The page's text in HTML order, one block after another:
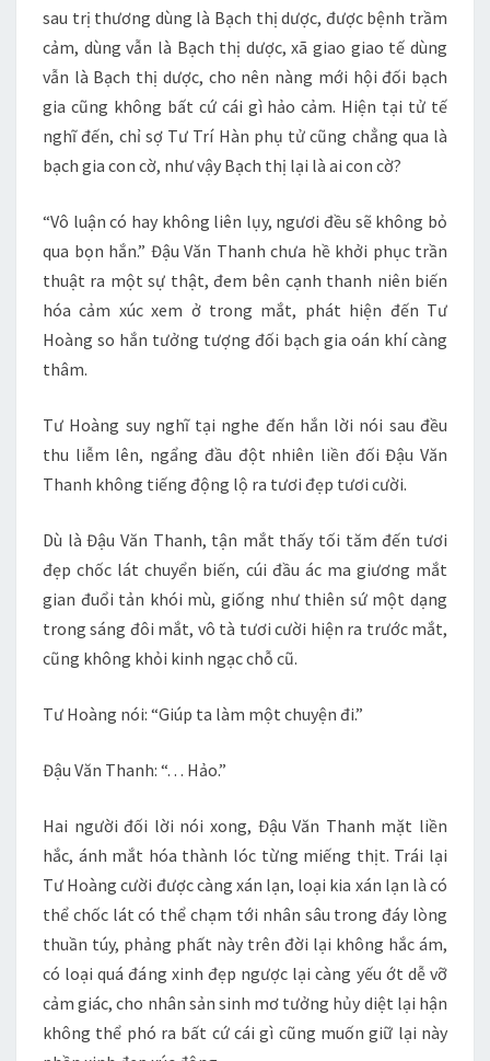
sau trị thương dùng là Bạch thị dược, được bệnh trầm
cảm, dùng vẫn là Bạch thị dược, xã giao giao tế dùng
vẫn là Bạch thị dược, cho nên nàng mới hội đối bạch
gia cũng không bất cứ cái gì hảo cảm. Hiện tại tử tế
nghĩ đến, chỉ sợ Tư Trí Hàn phụ tử cũng chẳng qua là
bạch gia con cờ, như vậy Bạch thị lại là ai con cờ?
“Vô luận có hay không liên lụy, ngươi đều sẽ không bỏ
qua bọn hắn.” Đậu Văn Thanh chưa hề khởi phục trần
thuật ra một sự thật, đem bên cạnh thanh niên biến
hóa cảm xúc xem ở trong mắt, phát hiện đến Tư
Hoàng so hắn tưởng tượng đối bạch gia oán khí càng
thâm.
Tư Hoàng suy nghĩ tại nghe đến hắn lời nói sau đều
thu liễm lên, ngẩng đầu đột nhiên liền đối Đậu Văn
Thanh không tiếng động lộ ra tươi đẹp tươi cười.
Dù là Đậu Văn Thanh, tận mắt thấy tối tăm đến tươi
đẹp chốc lát chuyển biến, cúi đầu ác ma giương mắt
gian đuổi tản khói mù, giống như thiên sứ một dạng
trong sáng đôi mắt, vô tà tươi cười hiện ra trước mắt,
cũng không khỏi kinh ngạc chỗ cũ.
Tư Hoàng nói: “Giúp ta làm một chuyện đi.”
Đậu Văn Thanh: “. . . Hảo.”
Hai người đối lời nói xong, Đậu Văn Thanh mặt liền
hắc, ánh mắt hóa thành lóc từng miếng thịt. Trái lại
Tư Hoàng cười được càng xán lạn, loại kia xán lạn là có
thể chốc lát có thể chạm tới nhân sâu trong đáy lòng
thuần túy, phảng phất này trên đời lại không hắc ám,
có loại quá đáng xinh đẹp ngược lại càng yếu ớt dễ vỡ
cảm giác, cho nhân sản sinh mơ tưởng hủy diệt lại hận
không thể phó ra bất cứ cái gì cũng muốn giữ lại này